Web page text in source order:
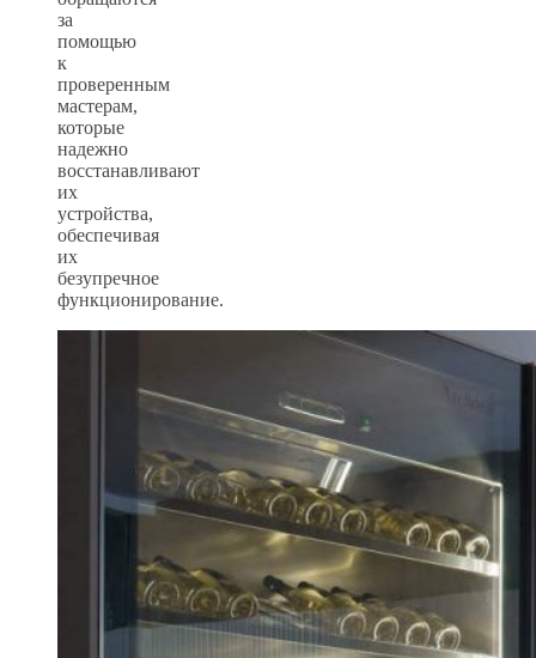
за
помощью
к
проверенным
мастерам,
которые
надежно
восстанавливают
их
устройства,
обеспечивая
их
безупречное
функционирование.